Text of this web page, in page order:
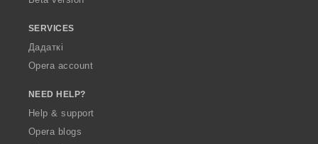
SERVICES
Дадаткі
Opera account
NEED HELP?
Help & support
Opera blogs